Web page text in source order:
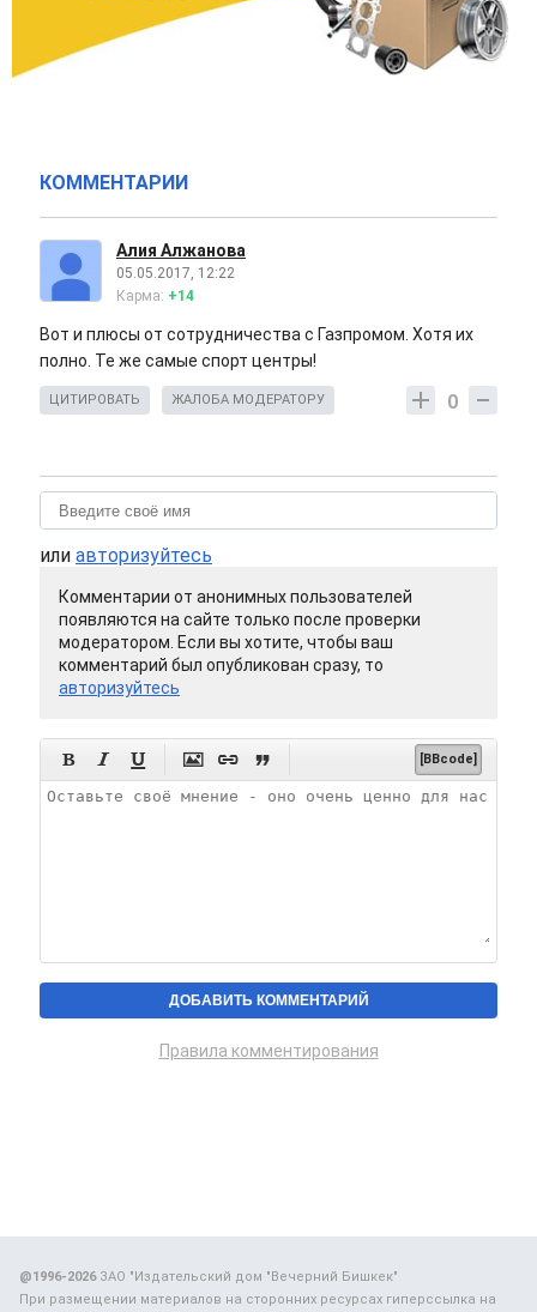
КОММЕНТАРИИ
Алия Алжанова
05.05.2017, 12:22
Карма: +14
Вот и плюсы от сотрудничества с Газпромом. Хотя их
полно. Те же самые спорт центры!
0
ЦИТИРОВАТЬ ЖАЛОБА МОДЕРАТОРУ
или авторизуйтесь
Комментарии от анонимных пользователей
появляются на сайте только после проверки
модератором. Если вы хотите, чтобы ваш
комментарий был опубликован сразу, то
авторизуйтесь
      [BBcode]
Правила комментирования
@1996-2026ЗАО "Издательский дом "Вечерний Бишкек"
При размещении материалов на сторонних ресурсах гиперссылка на